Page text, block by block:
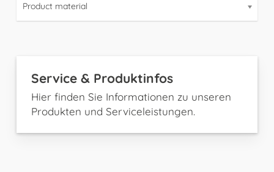
Product material
Service & Produktinfos
Hier finden Sie Informationen zu unseren
Produkten und Serviceleistungen.